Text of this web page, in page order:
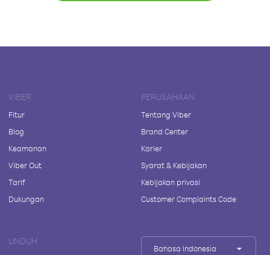
VIBER
Fitur
Blog
Keamanan
Viber Out
Tarif
Dukungan
PERUSAHAAN
Tentang Viber
Brand Center
Karier
Syarat & Kebijakan
Kebijakan privasi
Customer Complaints Code
UNDUH
Bahasa Indonesia